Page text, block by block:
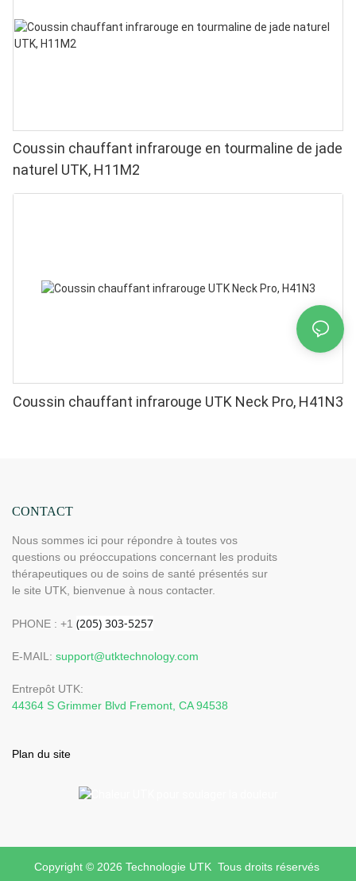
Coussin chauffant infrarouge en tourmaline de jade
naturel UTK, H11M2
Coussin chauffant infrarouge UTK Neck Pro, H41N3
CONTACT
Nous sommes ici pour répondre à toutes vos
questions ou préoccupations concernant les produits
thérapeutiques ou de soins de santé présentés sur
le site UTK, bienvenue à nous contacter.
PHONE : +1
E-MAIL: support@utktechnology.com
Entrepôt UTK:
44364 S Grimmer Blvd Fremont, CA 94538
Plan du site
Copyright © 2026 Technologie UTK Tous droits réservés